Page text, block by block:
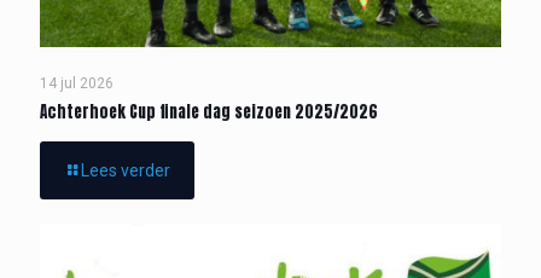
14 jul 2026
Achterhoek Cup finale dag seizoen 2025/2026
Lees verder